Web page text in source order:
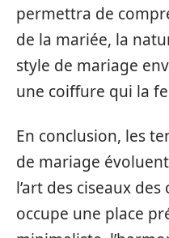
permettra de
de la mariée, la
style de mariage
une coiffure qui la
En conclusion, les
de mariage
l’art des ciseaux
occupe une place